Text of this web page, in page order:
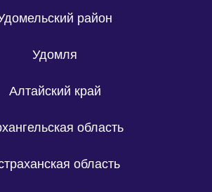
район
Удомля
Алтайский край
область
область